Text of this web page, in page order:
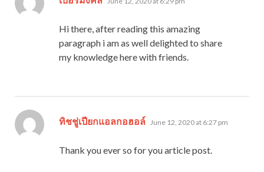
Hi there, after reading this amazing
paragraph i am as well delighted to share
my knowledge here with friends.
ทิชชู่เปียกแอลกอฮอล์ says:
June 12, 2020 at 6:27 pm
Thank you ever so for you article post.